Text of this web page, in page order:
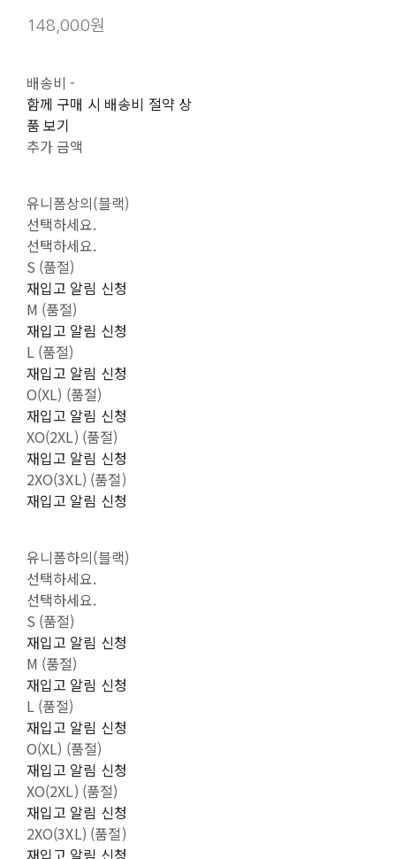
148,000원
배송비-
함께 구매 시 배송비 절약 상
품 보기
추가 금액
유니폼상의(블랙)
선택하세요.
선택하세요.
S (품절)
재입고 알림 신청
M (품절)
재입고 알림 신청
L (품절)
재입고 알림 신청
O(XL) (품절)
재입고 알림 신청
XO(2XL) (품절)
재입고 알림 신청
2XO(3XL) (품절)
재입고 알림 신청
유니폼하의(블랙)
선택하세요.
선택하세요.
S (품절)
재입고 알림 신청
M (품절)
재입고 알림 신청
L (품절)
재입고 알림 신청
O(XL) (품절)
재입고 알림 신청
XO(2XL) (품절)
재입고 알림 신청
2XO(3XL) (품절)
재입고 알림 신청